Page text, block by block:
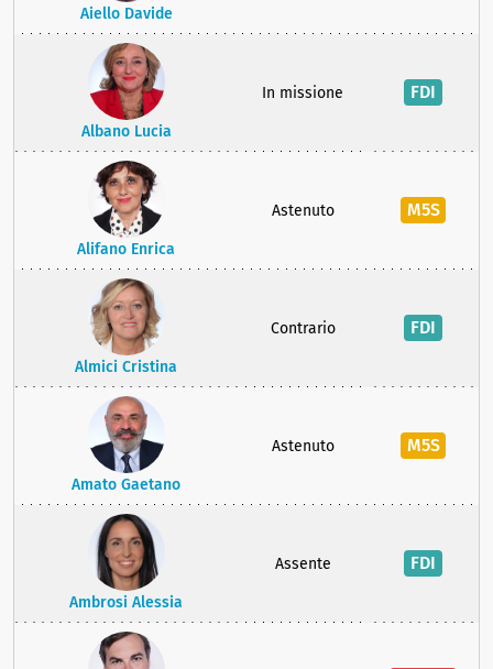
Aiello Davide
Albano Lucia
In missione FDI
Alifano Enrica
Astenuto M5S
Almici Cristina
Contrario FDI
Amato Gaetano
Astenuto M5S
Ambrosi Alessia
Assente FDI